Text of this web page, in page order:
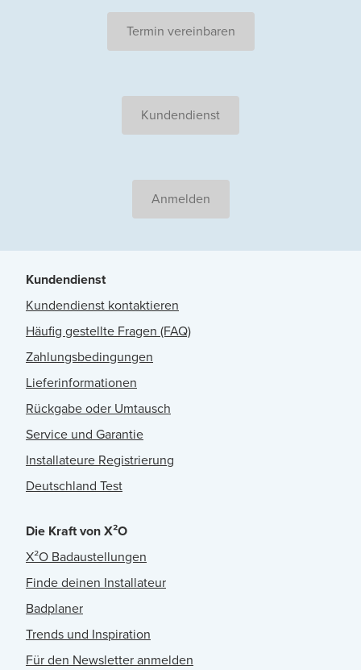
Termin vereinbaren
Kundendienst
Anmelden
Kundendienst
Kundendienst kontaktieren
Häufig gestellte Fragen (FAQ)
Zahlungsbedingungen
Lieferinformationen
Rückgabe oder Umtausch
Service und Garantie
Installateure Registrierung
Deutschland Test
Die Kraft von X²O
X²O Badaustellungen
Finde deinen Installateur
Badplaner
Trends und Inspiration
Für den Newsletter anmelden